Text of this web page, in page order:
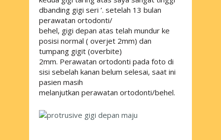
dbanding gigi seri ’. setelah 13 bulan
perawatan ortodonti/
behel, gigi depan atas telah mundur ke
posisi normal ( overjet 2mm) dan
tumpang gigit (overbite)
2mm. Perawatan ortodonti pada foto di
sisi sebelah kanan belum selesai, saat ini
pasien masih
melanjutkan perawatan ortodonti/behel.